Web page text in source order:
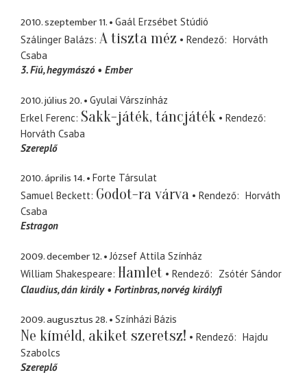
2010. szeptember 11.
Gaál Erzsébet Stúdió
Szálinger Balázs A tiszta méz Rendező
Horváth
Csaba
3. Fiú hegymászó Ember
2010. július 20.
Gyulai Várszínház
Erkel Ferenc Sakk-játék, táncjáték
Rendező
Horváth Csaba
Szereplő
2010. április 14.
Forte Társulat
Samuel Beckett Godot-ra várva Rendező
Horváth
Csaba
Estragon
2009. december 12.
József Attila Színház
William Shakespeare Hamlet Rendező
Zsótér Sándor
Claudius dán király Fortinbras norvég királyfi
2009. augusztus 28. Színházi Bázis
Ne kíméld, akiket szeretsz! Rendező
Hajdu
Szabolcs
Szereplő